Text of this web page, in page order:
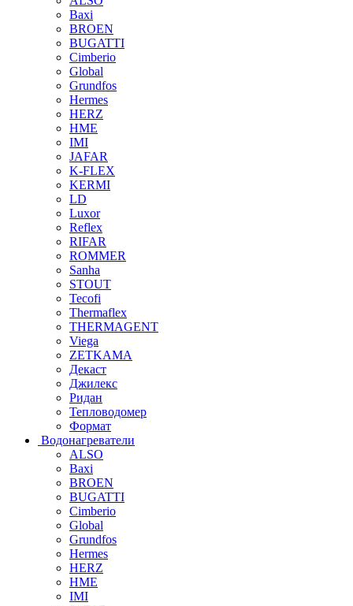
Baxi
BROEN
BUGATTI
Cimberio
Global
Grundfos
Hermes
HERZ
HME
IMI
JAFAR
K-FLEX
KERMI
LD
Luxor
Reflex
RIFAR
ROMMER
Sanha
STOUT
Tecofi
Thermaflex
THERMAGENT
Viega
ZETKAMA
Декаст
Джилекс
Ридан
Тепловодомер
Формат
Водонагреватели
ALSO
Baxi
BROEN
BUGATTI
Cimberio
Global
Grundfos
Hermes
HERZ
HME
IMI